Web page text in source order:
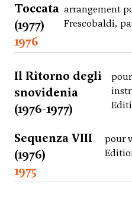
Toccata
(1977)
arrangement
Frescobaldi,
1976
Il Ritorno degli
snovidenia
(1976-1977)
Sequenza VIII
(1976)
pour
1975